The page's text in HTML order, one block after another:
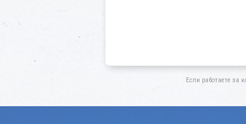
Если работаете за